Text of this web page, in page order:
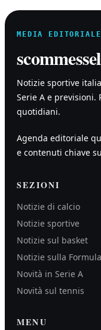
MEDIA EDITORIALE
Notizie sportive
Serie A e
quotidiani.
Agenda editoriale
e contenuti chiave
SEZIONI
Notizie di calcio
Notizie sportive
Notizie sul basket
Notizie sulla
Novità in Serie A
Novità sul tennis
MENU